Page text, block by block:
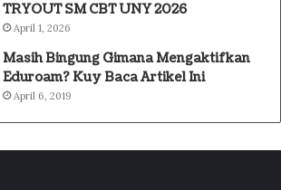
TRYOUT SM CBT UNY 2026
April 1, 2026
Masih Bingung Gimana Mengaktifkan
Eduroam? Kuy Baca Artikel Ini
April 6, 2019